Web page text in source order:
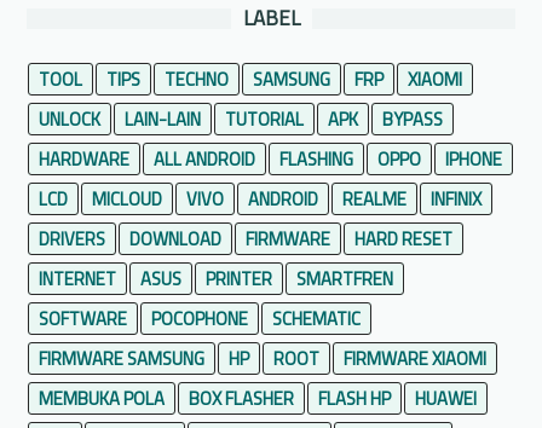
r
u
u
k
P
e
r
a
n
g
k
a
t
E
d
i
F
o
t
o
P
a
l
LABEL
TOOL TIPS TECHNO SAMSUNG FRP
XIAOMI
UNLOCK
LAIN-LAIN TUTORIAL APK
BYPASS
HARDWARE
ALL ANDROID FLASHING OPPO
IPHONE
LCD
MICLOUD VIVO ANDROID REALME
INFINIX
DRIVERS
DOWNLOAD FIRMWARE
HARD RESET
INTERNET
ASUS PRINTER
SMARTFREN
SOFTWARE
POCOPHONE
SCHEMATIC
FIRMWARE SAMSUNG
HP ROOT
FIRMWARE XIAOMI
MEMBUKA POLA
BOX FLASHER FLASH HP
HUAWEI